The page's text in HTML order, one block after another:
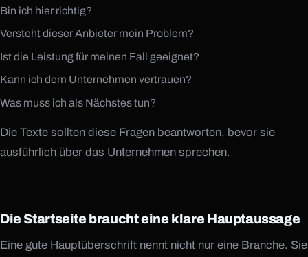
Bin ich hier richtig?
Versteht dieser Anbieter mein Problem?
Ist die Leistung für meinen Fall geeignet?
Kann ich dem Unternehmen vertrauen?
Was muss ich als Nächstes tun?
Die Texte sollten diese Fragen beantworten, bevor sie
ausführlich über das Unternehmen sprechen.
Die Startseite braucht eine klare Hauptaussage
Eine gute Hauptüberschrift nennt nicht nur eine Branche. Sie